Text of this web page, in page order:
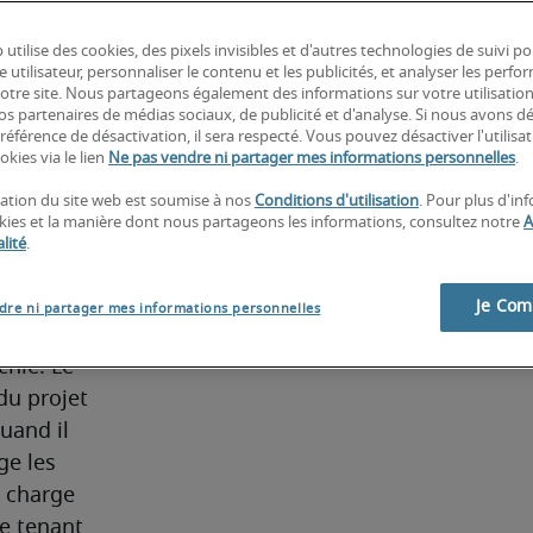
de
de
budget.
le
Le
projet
il
les
charge
tenant
utilise des cookies, des pixels invisibles et d'autres technologies de suivi
utilisateur, personnaliser le contenu et les publicités, et analyser les
site. Nous partageons également des informations sur votre
partenaires de médias sociaux, de publicité et d'analyse. Si nous avons
de désactivation, il sera respecté. Vous pouvez désactiver
via le lien Ne pas vendre ni partager mes informations personnelles.
du site web est soumise à nos Conditions d'utilisation. Pour plus
et la manière dont nous partageons les informations, consultez notre
.
ni partager mes informations personnelles Je